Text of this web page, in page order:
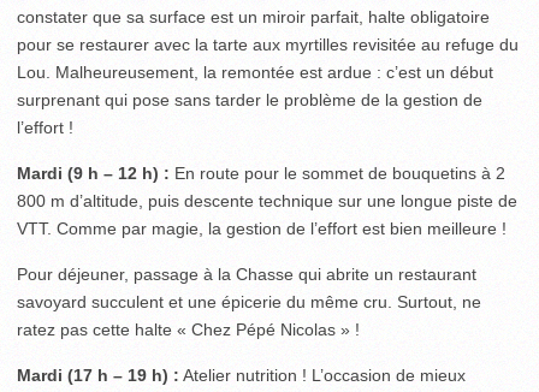
constater que sa surface est un miroir parfait, halte obligatoire
pour se restaurer avec la tarte aux myrtilles revisitée au refuge du
Lou. Malheureusement, la remontée est ardue : c’est un début
surprenant qui pose sans tarder le problème de la gestion de
l’effort !
Mardi (9 h – 12 h) : En route pour le sommet de bouquetins à 2
800 m d’altitude, puis descente technique sur une longue piste de
VTT. Comme par magie, la gestion de l’effort est bien meilleure !
Pour déjeuner, passage à la Chasse qui abrite un restaurant
savoyard succulent et une épicerie du même cru. Surtout, ne
ratez pas cette halte « Chez Pépé Nicolas » !
Mardi (17 h – 19 h) : Atelier nutrition ! L’occasion de mieux